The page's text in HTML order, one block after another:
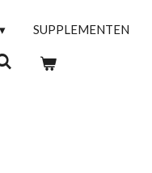
SUPPLEMENTEN